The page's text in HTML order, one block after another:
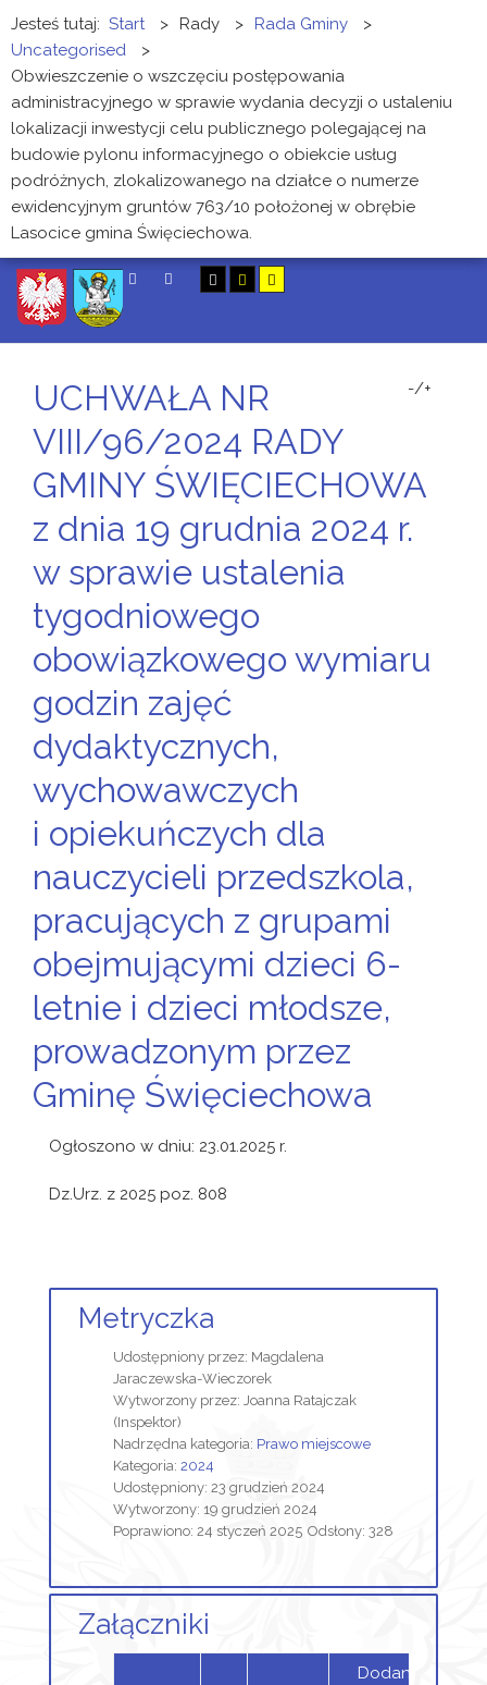
Jesteś tutaj: Start > Rady > Rada Gminy
>
Uncategorised
>
Obwieszczenie o wszczęciu postępowania
administracyjnego w sprawie wydania decyzji o ustaleniu
lokalizacji inwestycji celu publicznego polegającej na
budowie pylonu informacyjnego o obiekcie usług
podróżnych, zlokalizowanego na działce o numerze
ewidencyjnym gruntów 763/10 położonej w obrębie
Lasocice gmina Święciechowa.
UCHWAŁA NR
VIII/96/2024 RADY
GMINY ŚWIĘCIECHOWA
z dnia 19 grudnia 2024 r.
w sprawie ustalenia
tygodniowego
obowiązkowego wymiaru
godzin zajęć
dydaktycznych,
wychowawczych
i opiekuńczych dla
nauczycieli przedszkola,
pracujących z grupami
obejmującymi dzieci 6-
letnie i dzieci młodsze,
prowadzonym przez
Gminę Święciechowa
-/+
Ogłoszono w dniu: 23.01.2025 r.
Dz.Urz. z 2025 poz. 808
Metryczka
Udostępniony przez: Magdalena
Jaraczewska-Wieczorek
Wytworzony przez: Joanna Ratajczak
(Inspektor)
Nadrzędna kategoria: Prawo miejscowe
Kategoria: 2024
Udostępniony: 23 grudzień 2024
Wytworzony: 19 grudzień 2024
Poprawiono: 24 styczeń 2025 Odsłony: 328
Załączniki
Dodany